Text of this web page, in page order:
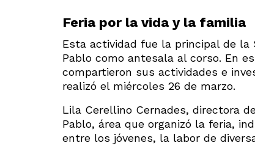
Feria por la vida y la familia
Esta actividad fue la principal de la
Pablo como antesala al corso. En
compartieron sus actividades e
realizó el miércoles 26 de marzo.
Lila Cerellino Cernades, directora
Pablo, área que organizó la feria,
entre los jóvenes, la labor de